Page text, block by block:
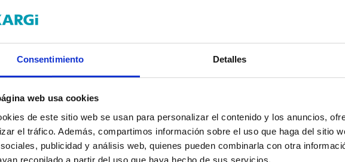
Consentimiento Detalles
web usa cookies
de este sitio web se usan para personalizar el contenido y los anuncios,
el tráfico. Además, compartimos información sobre el uso que haga del sitio
publicidad y análisis web, quienes pueden combinarla con otra
recopilado a partir del uso que haya hecho de sus servicios.